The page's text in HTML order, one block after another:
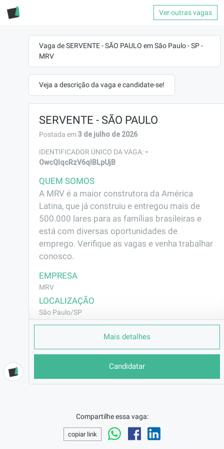
Ver outras vagas
Vaga de SERVENTE - SÃO PAULO em São Paulo - SP -
MRV
Veja a descrição da vaga e candidate-se!
SERVENTE - SÃO PAULO
Postada em3 de julho de 2026
IDENTIFICADOR ÚNICO DA VAGA: -
OwcQIqcRzV6qIBLpUjB
QUEM SOMOS
A MRV é a maior construtora da América
Latina, que já construiu e entregou mais de
500.000 lares para as famílias brasileiras e
está com diversas oportunidades de
emprego. Verifique as vagas e venha trabalhar
conosco.
EMPRESA
MRV
LOCALIZAÇÃO
São Paulo/SP
REMUNERAÇÃO
VAGA AFIRMATIVA
Construção Civil
BENEFÍCIOS
Candidatar
Mais detalhes
Compartilhe essa vaga:
copiar link